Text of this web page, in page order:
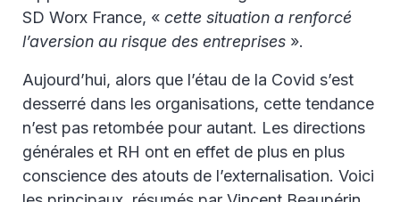
SD Worx France, « cette situation a renforcé
l’aversion au risque des entreprises ».
Aujourd’hui, alors que l’étau de la Covid s’est
desserré dans les organisations, cette tendance
n’est pas retombée pour autant. Les directions
générales et RH ont en effet de plus en plus
conscience des atouts de l’externalisation. Voici